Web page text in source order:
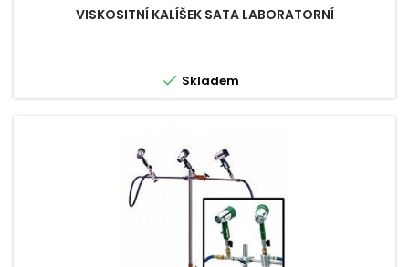
VISKOSITNÍ KALÍŠEK SATA LABORATORNÍ
 Skladem